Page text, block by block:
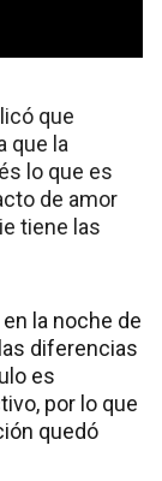
que
que la
lo que es
de amor
tiene las
la noche de
diferencias
es
por lo que
quedó